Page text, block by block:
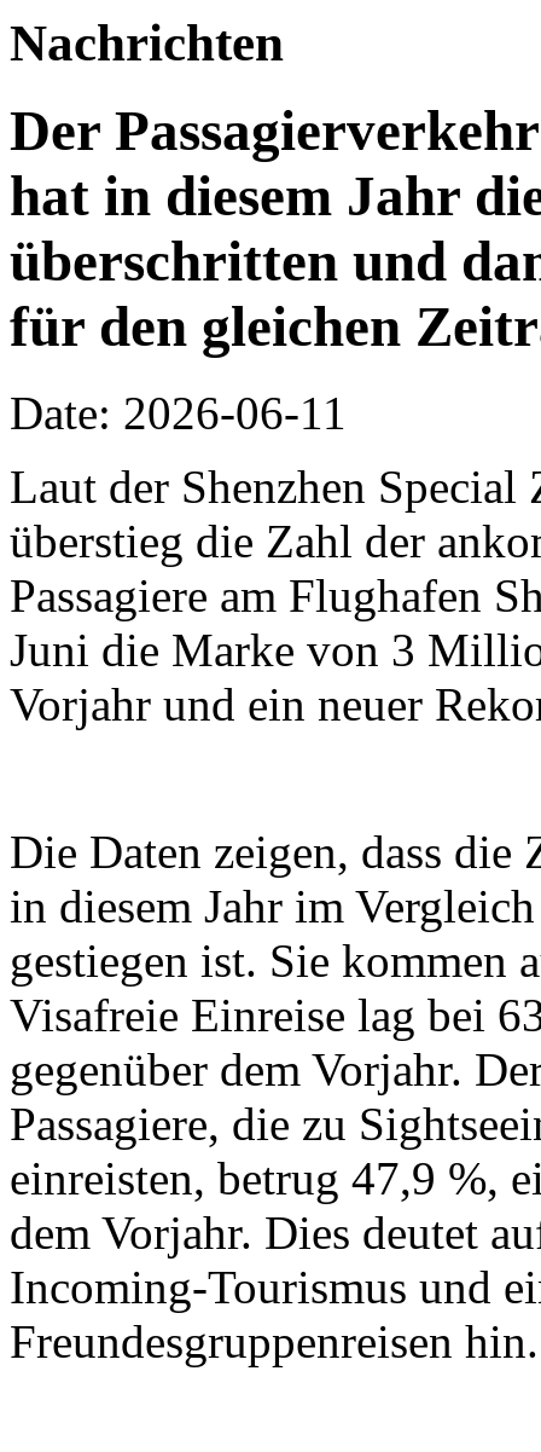
Nachrichten
Der
hat in diesem Jahr
überschritten und
für den gleichen
Date: 2026-06-11
Laut der Shenzhen
überstieg die Zahl der
Passagiere am Flughafen
Juni die Marke von 3
Vorjahr und ein neuer
Die Daten zeigen, dass die
in diesem Jahr im
gestiegen ist. Sie kommen
Visafreie Einreise lag bei
gegenüber dem Vorjahr.
Passagiere, die zu
einreisten, betrug 47,9 %,
dem Vorjahr. Dies deutet
Incoming-Tourismus und
Freundesgruppenreisen hin.